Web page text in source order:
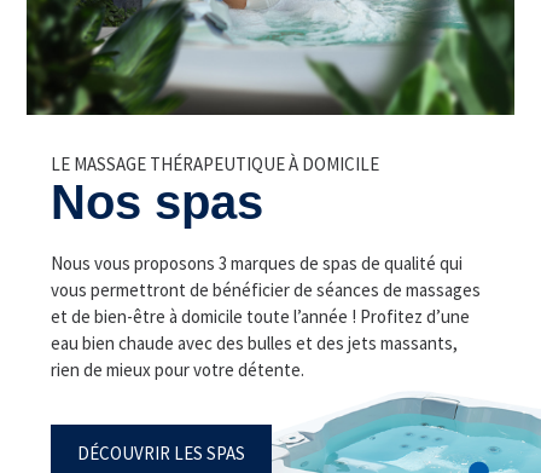
LE MASSAGE THÉRAPEUTIQUE À DOMICILE
Nos spas
Nous vous proposons 3 marques de spas de qualité qui
vous permettront de bénéficier de séances de massages
et de bien-être à domicile toute l’année ! Profitez d’une
eau bien chaude avec des bulles et des jets massants,
rien de mieux pour votre détente.
DÉCOUVRIR LES SPAS